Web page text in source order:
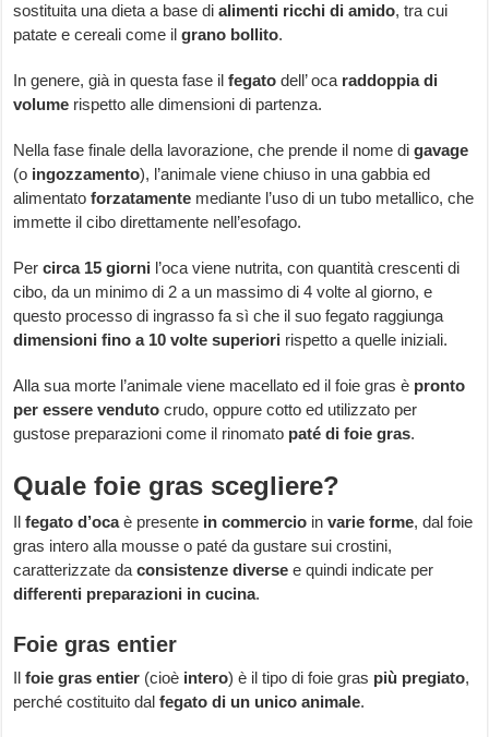
sostituita una dieta a base dialimenti ricchi di amido, tra cui
patate e cereali come ilgrano bollito.
In genere, già in questa fase ilfegato dell’ oca raddoppia di
volume rispetto alle dimensioni di partenza.
Nella fase finale della lavorazione, che prende il nome digavage
(o ingozzamento), l’animale viene chiuso in una gabbia ed
alimentatoforzatamente mediante l’uso di un tubo metallico, che
immette il cibo direttamente nell’esofago.
Percirca 15 giorni l’oca viene nutrita, con quantità crescenti di
cibo, da un minimo di 2 a un massimo di 4 volte al giorno, e
questo processo di ingrasso fa sì che il suo fegato raggiunga
dimensioni fino a 10 volte superiori rispetto a quelle iniziali.
Alla sua morte l’animale viene macellato ed il foie gras è pronto
per essere venduto crudo, oppure cotto ed utilizzato per
gustose preparazioni come il rinomato paté di foie gras.
Quale foie gras scegliere?
Ilfegato d’ocaè presente in commercio invarie forme, dal foie
gras intero alla mousse o paté da gustare sui crostini,
caratterizzate da consistenze diverse e quindi indicate per
differenti preparazioni in cucina.
Foie gras entier
Ilfoie gras entier (cioè intero) è il tipo di foie gras più pregiato,
perché costituito dalfegato di un unico animale.